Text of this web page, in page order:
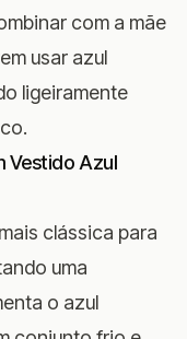
com a mãe
usar azul
ligeiramente
Vestido Azul
clássica para
uma
o azul